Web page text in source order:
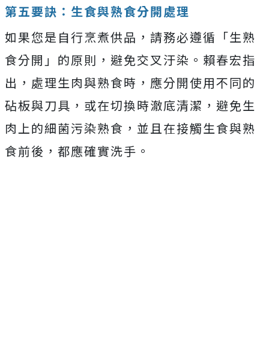
第五要訣：生食與熟食分開處理
如果您是自行烹煮供品，請務必遵循「生熟
食分開」的原則，避免交叉汙染。賴春宏指
出，處理生肉與熟食時，應分開使用不同的
砧板與刀具，或在切換時澈底清潔，避免生
肉上的細菌污染熟食，並且在接觸生食與熟
食前後，都應確實洗手。